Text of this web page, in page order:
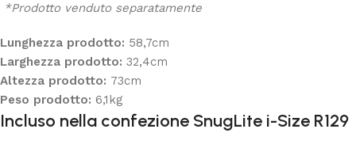
*Prodotto venduto separatamente
Lunghezza prodotto: 58,7cm
Larghezza prodotto: 32,4cm
Altezza prodotto: 73cm
Peso prodotto: 6,1kg
Incluso nella confezione SnugLite i-Size R129